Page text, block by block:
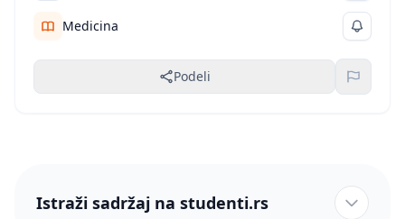
Medicina
Podeli
Istraži sadržaj na studenti.rs